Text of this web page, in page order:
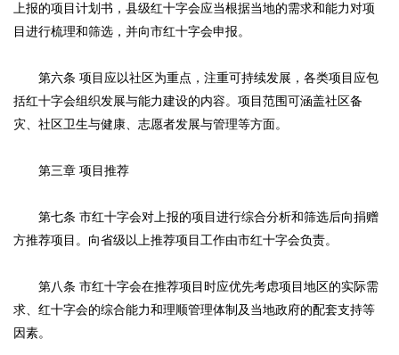
上报的项目计划书，县级红十字会应当根据当地的需求和能力对项
目进行梳理和筛选，并向市红十字会申报。
第六条 项目应以社区为重点，注重可持续发展，各类项目应包
括红十字会组织发展与能力建设的内容。项目范围可涵盖社区备
灾、社区卫生与健康、志愿者发展与管理等方面。
第三章 项目推荐
第七条 市红十字会对上报的项目进行综合分析和筛选后向捐赠
方推荐项目。向省级以上推荐项目工作由市红十字会负责。
第八条 市红十字会在推荐项目时应优先考虑项目地区的实际需
求、红十字会的综合能力和理顺管理体制及当地政府的配套支持等
因素。